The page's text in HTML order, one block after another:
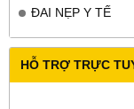
ĐAI NẸP Y TẾ
HỖ TRỢ TRỰC